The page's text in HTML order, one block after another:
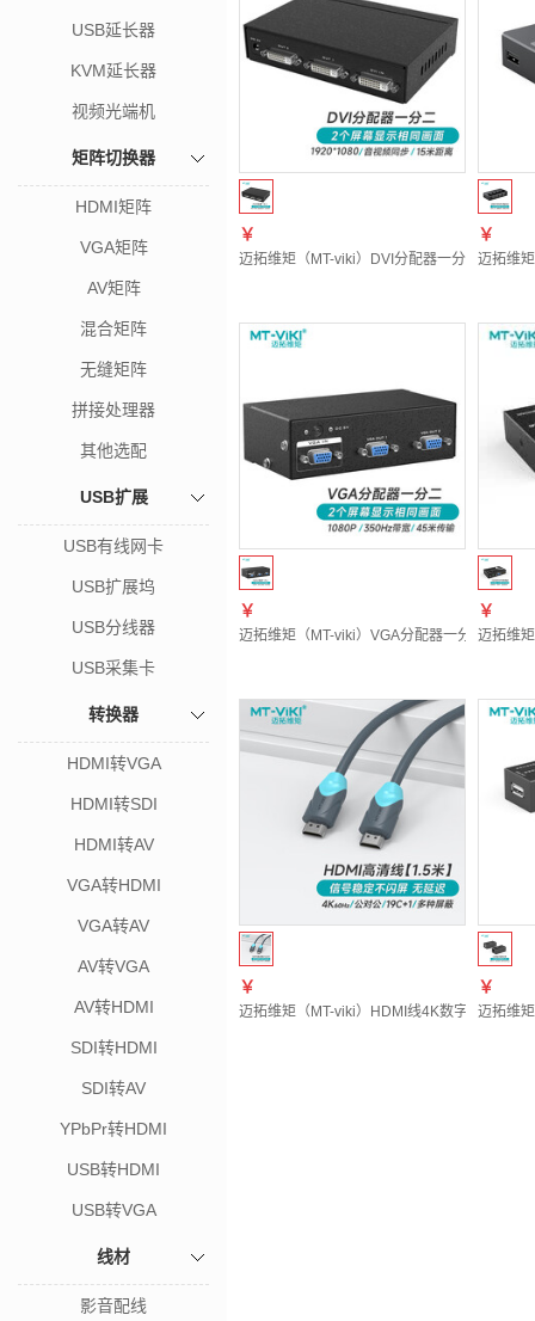
USB延长器
KVM延长器
视频光端机
矩阵切换器
HDMI矩阵
VGA矩阵
AV矩阵
混合矩阵
无缝矩阵
拼接处理器
其他选配
USB扩展
USB有线网卡
USB扩展坞
USB分线器
USB采集卡
转换器
HDMI转VGA
HDMI转SDI
HDMI转AV
VGA转HDMI
VGA转AV
AV转VGA
AV转HDMI
SDI转HDMI
SDI转AV
YPbPr转HDMI
USB转HDMI
USB转VGA
线材
影音配线
￥
迈拓维矩（MT-viki）DVI分配器一分二 电脑
￥
迈拓维
￥
迈拓维矩（MT-viki）VGA分配器一分二 电脑
￥
迈拓维
￥
迈拓维矩（MT-viki）HDMI线4K数字高清线
￥
迈拓维